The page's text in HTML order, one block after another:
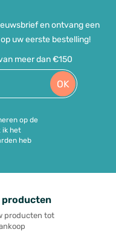
en ontvang een
uw eerste bestelling!
meer dan €150
OK
op de
ik het
heb
producten
producten tot